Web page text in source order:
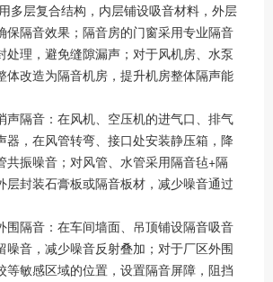
多层复合结构，内层铺设吸音材料，外层
保隔音效果；隔音房的门窗采用专业隔音
处理，避免缝隙漏声；对于风机房、水泵
体改造为隔音机房，提升机房整体隔声能
声隔音：在风机、空压机的进气口、排气
器，在风管转弯、接口处安装静压箱，降
共振噪音；对风管、水管采用隔音毡+隔
层封装石膏板或隔音板材，减少噪音通过
围隔音：在车间墙面、吊顶铺设隔音吸音
噪音，减少噪音反射叠加；对于厂区外围
等敏感区域的位置，设置隔音屏障，阻挡